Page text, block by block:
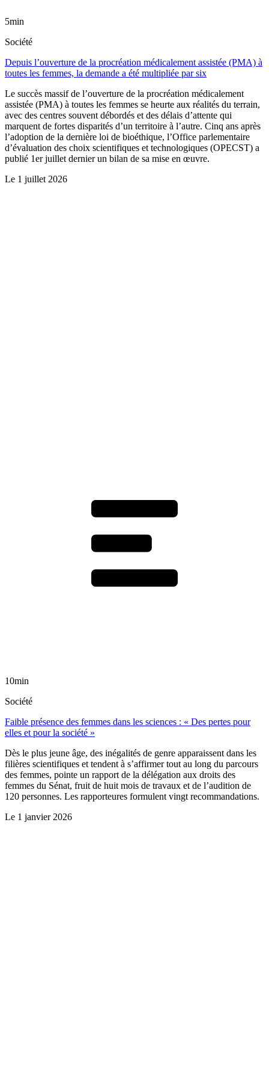
5min
Société
Depuis l’ouverture de la procréation médicalement assistée (PMA) à
toutes les femmes, la demande a été multipliée par six
Le succès massif de l’ouverture de la procréation médicalement
assistée (PMA) à toutes les femmes se heurte aux réalités du terrain,
avec des centres souvent débordés et des délais d’attente qui
marquent de fortes disparités d’un territoire à l’autre. Cinq ans après
l’adoption de la dernière loi de bioéthique, l’Office parlementaire
d’évaluation des choix scientifiques et technologiques (OPECST) a
publié 1er juillet dernier un bilan de sa mise en œuvre.
Le 1 juillet 2026
10min
Société
Faible présence des femmes dans les sciences : « Des pertes pour
elles et pour la société »
Dès le plus jeune âge, des inégalités de genre apparaissent dans les
filières scientifiques et tendent à s’affirmer tout au long du parcours
des femmes, pointe un rapport de la délégation aux droits des
femmes du Sénat, fruit de huit mois de travaux et de l’audition de
120 personnes. Les rapporteures formulent vingt recommandations.
Le 1 janvier 2026